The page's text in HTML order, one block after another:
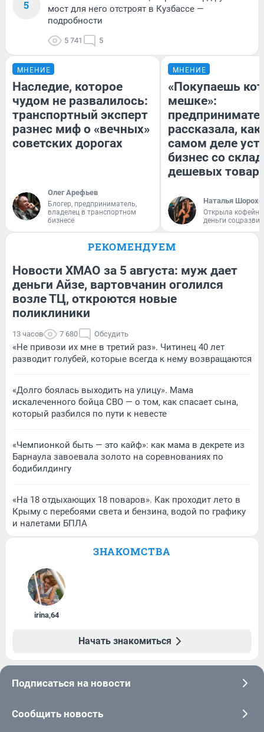
5
мост для него отстроят в Кузбассе —
подробности
5 741 5
МНЕНИЕ
Наследие, которое
чудом не развалилось:
транспортный эксперт
разнес миф о «вечных»
советских дорогах
Олег Арефьев
Блогер, предприниматель,
владелец в транспортном
бизнесе
МНЕНИЕ
«Покупаешь
мешке»:
рассказала, как
самом деле
бизнес со
дешевых
Наталья
Открыла
деньги
РЕКОМЕНДУЕМ
Новости ХМАО за 5 августа: муж дает
деньги Айзе, вартовчанин оголился
возле ТЦ, откроются новые
поликлиники
13 часов 7 680 Обсудить
«Не привози их мне в третий раз». Читинец 40 лет
разводит голубей, которые всегда к нему возвращаются
«Долго боялась выходить на улицу». Мама
искалеченного бойца СВО — о том, как спасает сына,
который разбился по пути к невесте
«Чемпионкой быть — это кайф»: как мама в декрете из
Барнаула завоевала золото на соревнованиях по
бодибилдингу
«На 18 отдыхающих 18 поваров». Как проходит лето в
Крыму с перебоями света и бензина, водой по графику
и налетами БПЛА
ЗНАКОМСТВА
irina,64
Начать знакомиться
Подписаться на новости
Сообщить новость